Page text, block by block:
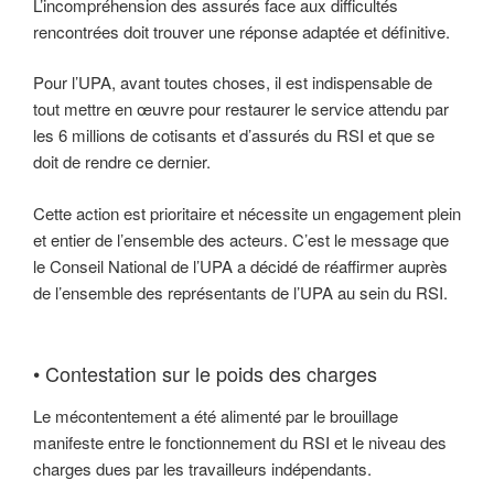
L’incompréhension des assurés face aux difficultés
rencontrées doit trouver une réponse adaptée et définitive.
Pour l’UPA, avant toutes choses, il est indispensable de
tout mettre en œuvre pour restaurer le service attendu par
les 6 millions de cotisants et d’assurés du RSI et que se
doit de rendre ce dernier.
Cette action est prioritaire et nécessite un engagement plein
et entier de l’ensemble des acteurs. C’est le message que
le Conseil National de l’UPA a décidé de réaffirmer auprès
de l’ensemble des représentants de l’UPA au sein du RSI.
• Contestation sur le poids des charges
Le mécontentement a été alimenté par le brouillage
manifeste entre le fonctionnement du RSI et le niveau des
charges dues par les travailleurs indépendants.